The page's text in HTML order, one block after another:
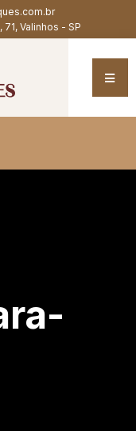
71, Valinhos - SP